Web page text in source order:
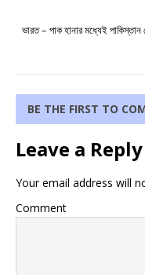
ভারত – পাক হানার মধ্যেই
BE THE FIRST TO
Leave a Reply
Your email address will
Comment